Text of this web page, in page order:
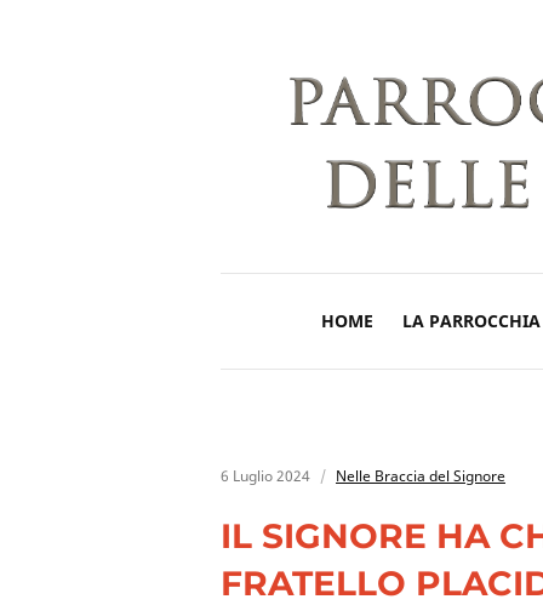
HOME LA PARROCCHIA
6 Luglio 2024 Nelle Braccia del Signore
IL SIGNORE HA
FRATELLO